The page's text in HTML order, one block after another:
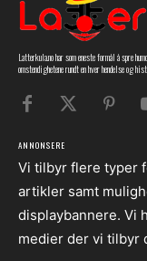
Latterkula.no har som eneste formål å spre
omstendighetene rundt en hver hendelse og
ANNONSERE
Vi tilbyr flere typer
artikler samt
displaybannere. Vi
medier der vi tilbyr